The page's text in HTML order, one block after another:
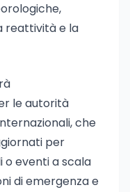
reattività e la
le autorità
che
per
eventi a scala
di emergenza e